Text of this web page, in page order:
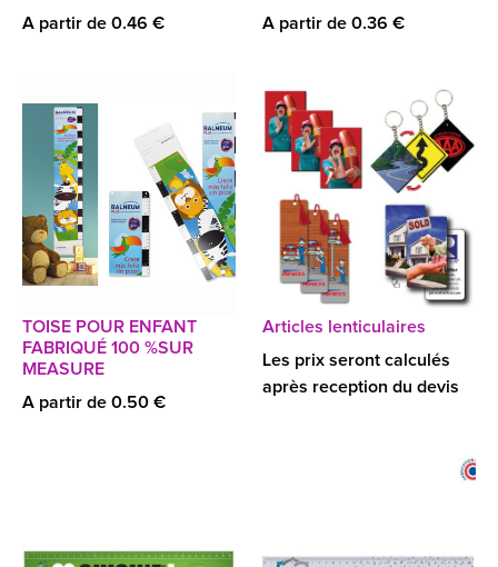
A partir de 0.46 €
A partir de 0.36 €
TOISE POUR ENFANT
FABRIQUÉ 100 %SUR
MEASURE
A partir de 0.50 €
Articles lenticulaires
Les prix seront calculés
après reception du devis